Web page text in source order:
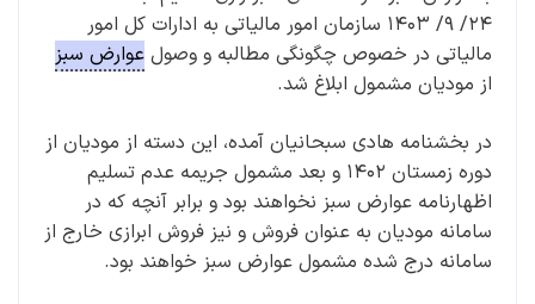
۲۴/ ۹/ ۱۴۰۳ سازمان امور مالیاتی به ادارات کل امور
مالیاتی در خصوص چگونگی مطالبه و وصول عوارض سبز
از مودیان مشمول ابلاغ شد.
در بخشنامه هادی سبحانیان آمده، این دسته از مودیان از
دوره زمستان ۱۴۰۲ و بعد مشمول جریمه عدم تسلیم
اظهارنامه عوارض سبز نخواهند بود و برابر آنچه که در
سامانه مودیان به عنوان فروش و نیز فروش ابرازی خارج از
سامانه درج شده مشمول عوارض سبز خواهند بود.